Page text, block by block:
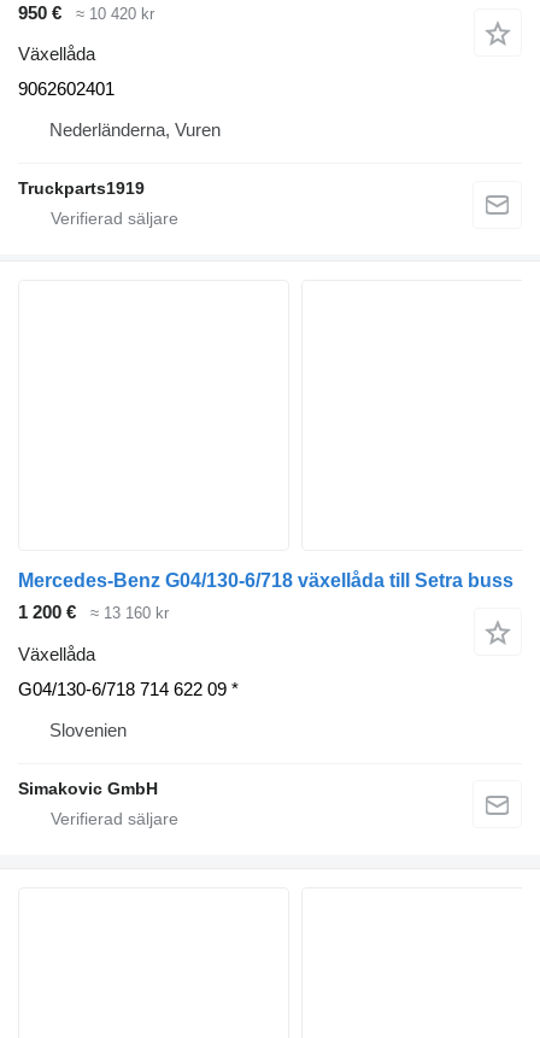
950 € ≈ 10 420 kr
Växellåda
9062602401
Nederländerna, Vuren
Truckparts1919
Mercedes-Benz G04/130-6/718 växellåda till Setra buss
1 200 €
≈ 13 160 kr
Växellåda
G04/130-6/718 714 622 09 *
Slovenien
Simakovic GmbH